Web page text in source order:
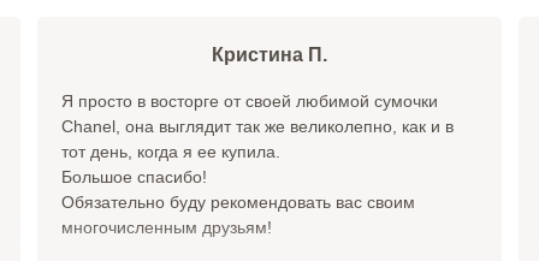
Кристина П.
Я просто в восторге от своей любимой сумочки
Chanel, она выглядит так же великолепно, как и в
тот день, когда я ее купила.
Большое спасибо!
Обязательно буду рекомендовать вас своим
многочисленным друзьям!